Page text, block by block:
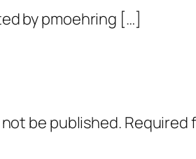
by pmoehring […]
be published. Required